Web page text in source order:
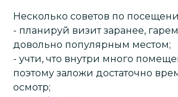
Несколько советов по
- планируй визит заранее,
довольно популярным местом;
- учти, что внутри много
поэтому заложи достаточно
осмотр;